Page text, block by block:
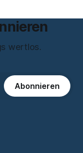
wertlos.
Abonnieren